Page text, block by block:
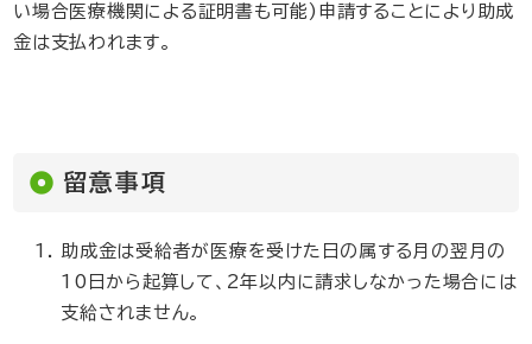
い場合医療機関による証明書も可能)申請することにより助成
金は支払われます。
留意事項
助成金は受給者が医療を受けた日の属する月の翌月の
10日から起算して、2年以内に請求しなかった場合には
支給されません。